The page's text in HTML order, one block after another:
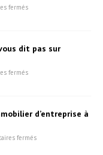
fermés
dit pas sur
fermés
d’entreprise à
fermés